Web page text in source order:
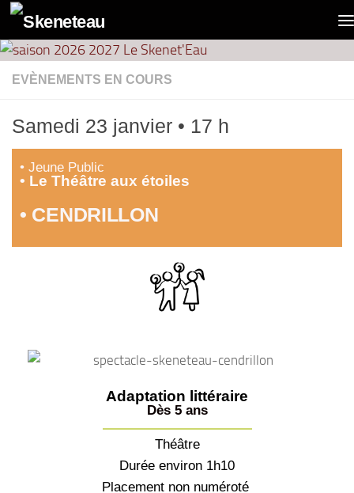
Panneau de gestion des cookies
principal
Skip to content
EVÈNEMENTS EN COURS
Samedi 23 janvier • 17 h
• Jeune Public
• Le Théâtre aux étoiles
• CENDRILLON
Adaptation littéraire
Dès 5 ans
Théâtre
Durée environ 1h10
Placement non numéroté